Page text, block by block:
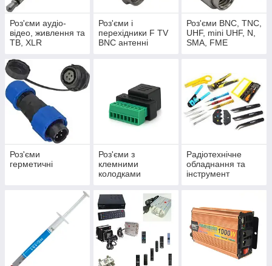
Роз'єми аудіо-
відео, живлення та
ТВ, XLR
Роз'єми і
перехідники F TV
BNC антенні
Роз'єми BNC, TNC,
UHF, mini UHF, N,
SMA, FME
Роз'єми
герметичні
Роз'єми з
клемними
колодками
Радіотехнічне
обладнання та
інструмент